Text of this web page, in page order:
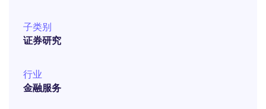
子类别
证券研究
行业
金融服务